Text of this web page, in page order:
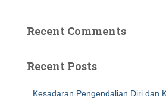
Recent Comments
Recent Posts
Kesadaran Pengendalian Diri dan